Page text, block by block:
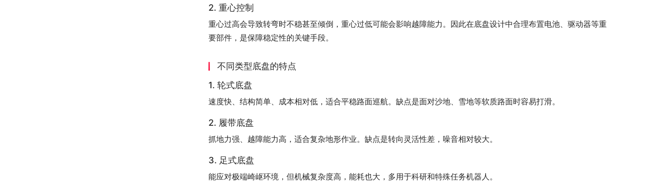
2. 重心控制
重心过高会导致转弯时不稳甚至倾倒，重心过低可能会影响越障能力。因此在底盘设计中合理布置电池、驱动器等重
要部件，是保障稳定性的关键手段。
不同类型底盘的特点
1. 轮式底盘
速度快、结构简单、成本相对低，适合平稳路面巡航。缺点是面对沙地、雪地等软质路面时容易打滑。
2. 履带底盘
抓地力强、越障能力高，适合复杂地形作业。缺点是转向灵活性差，噪音相对较大。
3. 足式底盘
能应对极端崎岖环境，但机械复杂度高，能耗也大，多用于科研和特殊任务机器人。